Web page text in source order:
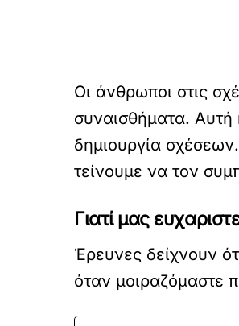
Οι άνθρωποι στις
συναισθήματα. Αυτή
δημιουργία
τείνουμε να τον
Γιατί μας
Έρευνες δείχνουν
όταν μοιραζόμαστε